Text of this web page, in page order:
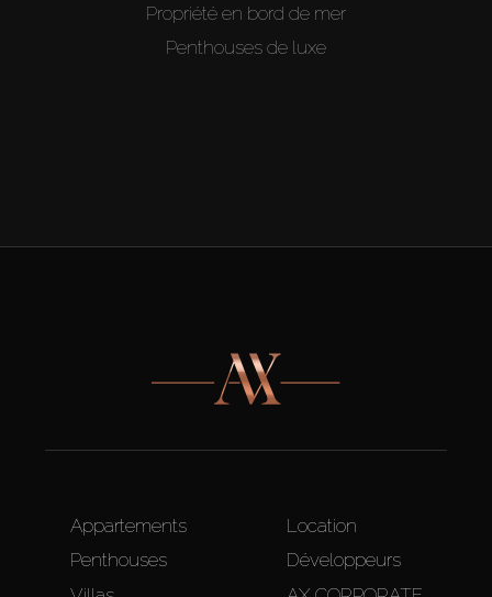
Propriété en bord de mer
Penthouses de luxe
Appartements
Penthouses
Location
Développeurs